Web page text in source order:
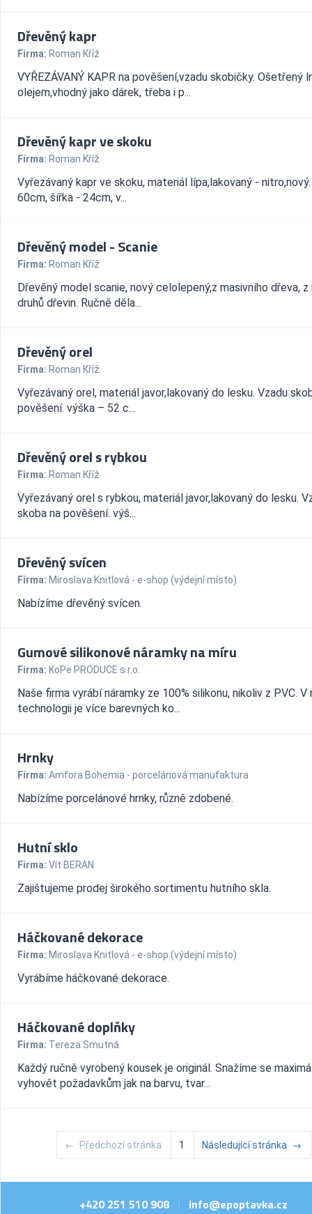
Dřevěný kapr
Firma: Roman Kříž
VYŘEZÁVANÝ KAPR na pověšení,vzadu skobičky. Ošetřený
olejem,vhodný jako dárek, třeba i p...
Dřevěný kapr ve skoku
Firma: Roman Kříž
Vyřezávaný kapr ve skoku, materiál lípa,lakovaný -
60cm, šířka - 24cm, v...
Dřevěný model - Scanie
Firma: Roman Kříž
Dřevěný model scanie, nový celolepený,z masivního dřeva, z
druhů dřevin. Ručně děla...
Dřevěný orel
Firma: Roman Kříž
Vyřezávaný orel, materiál javor,lakovaný do lesku. Vzadu
pověšení. výška – 52 c...
Dřevěný orel s rybkou
Firma: Roman Kříž
Vyřezávaný orel s rybkou, materiál javor,lakovaný do lesku.
skoba na pověšení. výš...
Dřevěný svícen
Firma: Miroslava Knitlová - e-shop (výdejní místo)
Nabízíme dřevěný svícen.
Gumové silikonové náramky na míru
Firma: KoPe PRODUCE s.r.o.
Naše firma vyrábí náramky ze 100% silikonu, nikoliv z PVC. V
technologii je více barevných ko...
Hrnky
Firma: Amfora Bohemia - porcelánová manufaktura
Nabízíme porcelánové hrnky, různě zdobené.
Hutní sklo
Firma: Vít BERAN
Zajištujeme prodej širokého sortimentu hutního skla.
Háčkované dekorace
Firma: Miroslava Knitlová - e-shop (výdejní místo)
Vyrábíme háčkované dekorace.
Háčkované doplňky
Firma: Tereza Smutná
Každý ručně vyrobený kousek je originál. Snažíme se
vyhovět požadavkům jak na barvu, tvar...
← Předchozí stránka 1 Následující stránka →
+420 251 510 908 | info@epoptavka.cz